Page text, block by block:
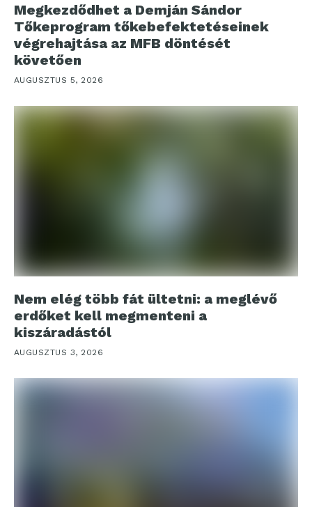
Megkezdődhet a Demján Sándor
Tőkeprogram tőkebefektetéseinek
végrehajtása az MFB döntését
követően
AUGUSZTUS 5, 2026
Nem elég több fát ültetni: a meglévő
erdőket kell megmenteni a
kiszáradástól
AUGUSZTUS 3, 2026